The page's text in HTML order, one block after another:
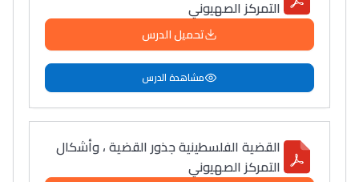
التمركز الصهيوني
تحميل الدرس
مشاهدة الدرس
القضية الفلسطينية جذور القضية ، وأشكال
التمركز الصهيوني